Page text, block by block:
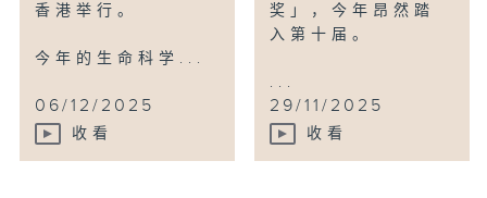
香港举行。
今年的生命科学...
06/12/2025
收看
奖」，今年昂然踏
入第十届。
...
29/11/2025
收看